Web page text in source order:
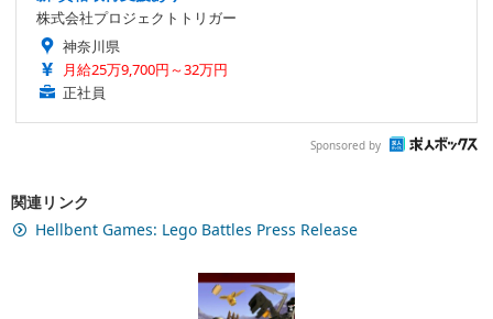
株式会社プロジェクトトリガー
神奈川県
月給25万9,700円～32万円
正社員
Sponsored by
関連リンク
Hellbent Games: Lego Battles Press Release